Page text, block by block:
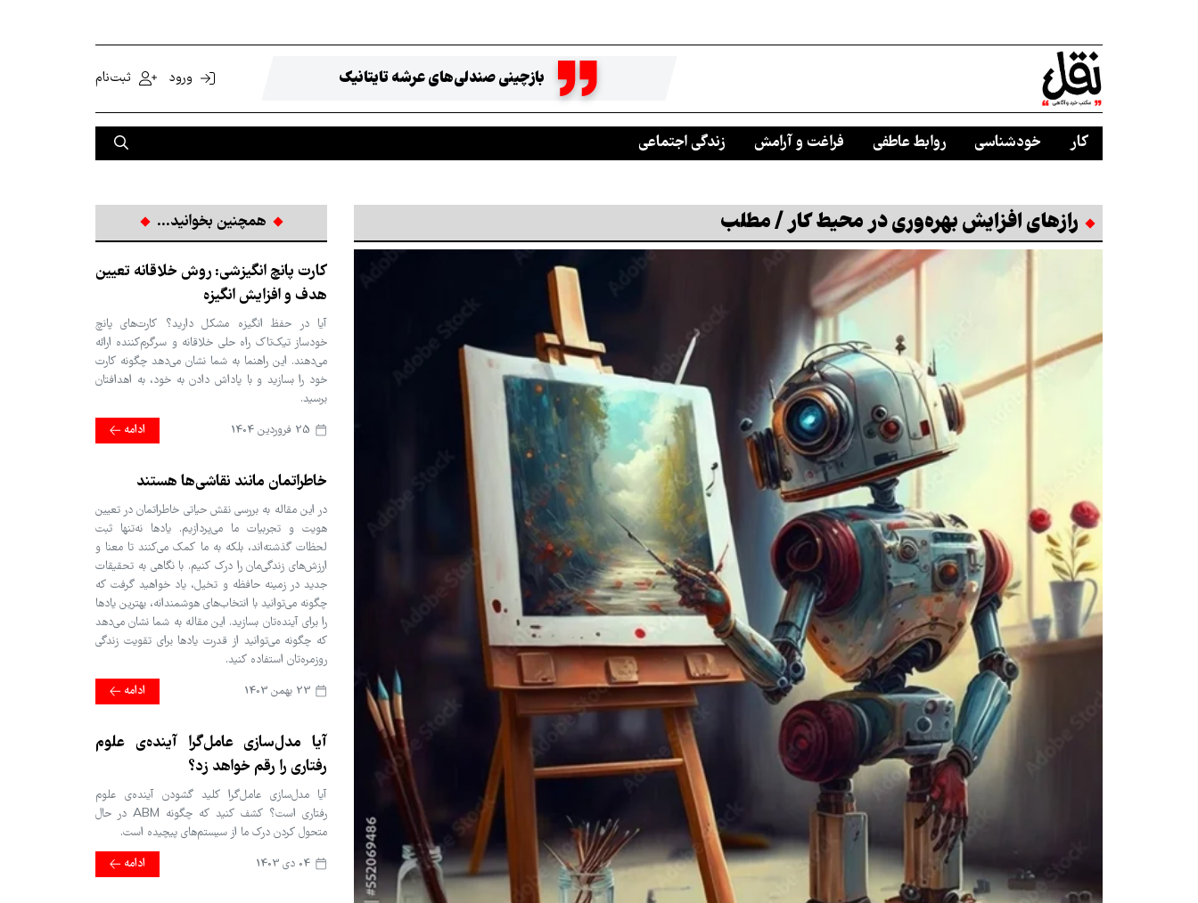
بازچینی صندلی‌های عرشه تایتانیک ورود ثبت‌نام
کار خودشناسی روابط عاطفی فراغت و آرامش زندگی اجتماعی
رازهای افزایش بهره‌وری در محیط کار / مطلب همچنین بخوانید...
کارت پانچ انگیزشی: روش خلاقانه تعیین
هدف و افزایش انگیزه
آیا در حفظ انگیزه مشکل دارید؟ کارت‌های پانچ
خودساز تیک‌تاک راه حلی خلاقانه و سرگرم‌کننده ارائه
می‌دهند. این راهنما به شما نشان می‌دهد چگونه کارت
خود را بسازید و با پاداش دادن به خود، به اهدافتان
برسید.
ادامه
خاطراتمان مانند نقاشی‌ها هستند
در این مقاله به بررسی نقش حیاتی خاطراتمان در تعیین
هویت و تجربیات ما می‌پردازیم. یادها نه‌تنها ثبت
لحظات گذشته‌اند، بلکه به ما کمک می‌کنند تا معنا و
ارزش‌های زندگی‌مان را درک کنیم. با نگاهی به تحقیقات
جدید در زمینه حافظه و تخیل، یاد خواهید گرفت که
چگونه می‌توانید با انتخاب‌های هوشمندانه، بهترین یادها
را برای آینده‌تان بسازید. این مقاله به شما نشان می‌دهد
که چگونه می‌توانید از قدرت یادها برای تقویت زندگی
روزمره‌تان استفاده کنید.
ادامه
آیا مدل‌سازی عامل‌گرا آینده‌ی علوم
رفتاری را رقم خواهد زد؟
آیا مدل‌سازی عامل‌گرا کلید گشودن آینده‌ی علوم
رفتاری است؟ کشف کنید که چگونه ABM در حال
متحول کردن درک ما از سیستم‌های پیچیده است.
ادامه